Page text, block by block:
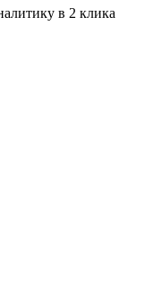
в 2 клика